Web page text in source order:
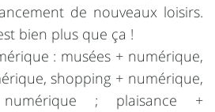
de nouveaux loisirs.
bien plus que ça !
: musées + numérique,
shopping + numérique,
; plaisance +